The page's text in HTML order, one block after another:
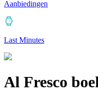
Aanbiedingen
Last Minutes
Al Fresco